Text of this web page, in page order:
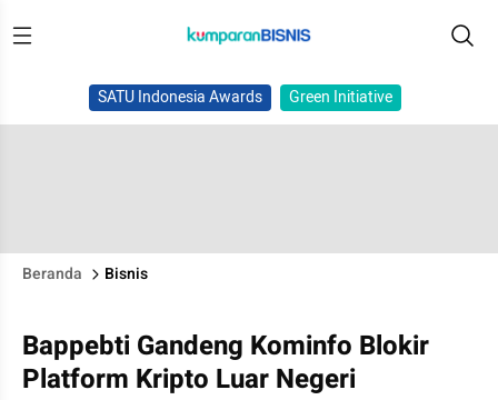
SATU Indonesia Awards Green Initiative
Beranda Bisnis
Bappebti Gandeng Kominfo Blokir
Platform Kripto Luar Negeri